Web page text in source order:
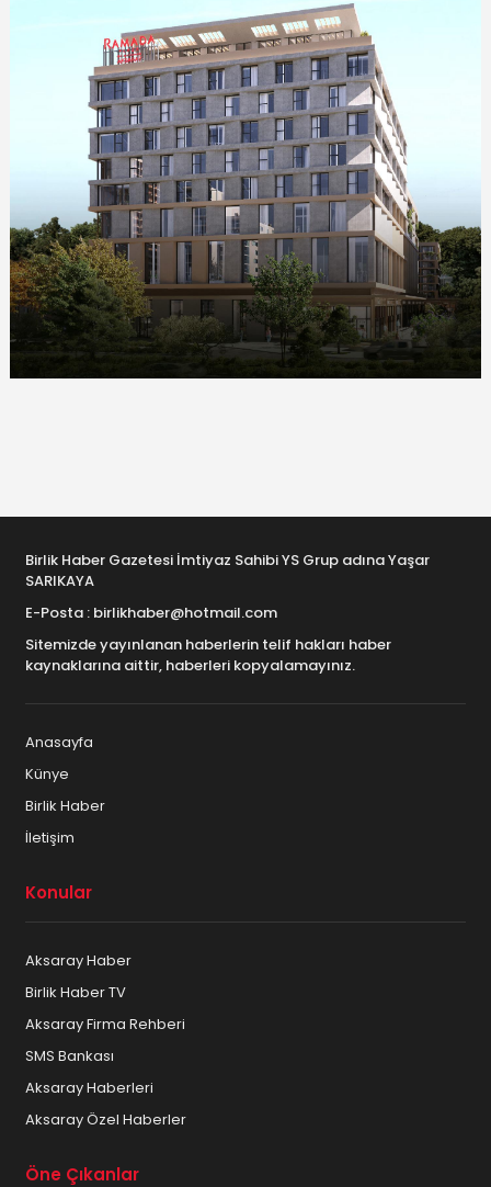
Birlik Haber Gazetesi İmtiyaz Sahibi YS Grup adına Yaşar
SARIKAYA
E-Posta : birlikhaber@hotmail.com
Sitemizde yayınlanan haberlerin telif hakları haber
kaynaklarına aittir, haberleri kopyalamayınız.
Anasayfa
Künye
Birlik Haber
İletişim
Konular
Aksaray Haber
Birlik Haber TV
Aksaray Firma Rehberi
SMS Bankası
Aksaray Haberleri
Aksaray Özel Haberler
Öne Çıkanlar